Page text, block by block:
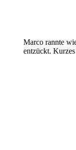
Marco rannte
entzückt.